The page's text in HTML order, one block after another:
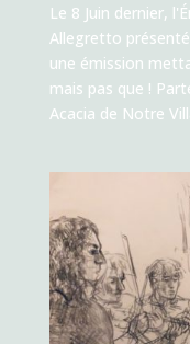
Le 8 Juin dernier,
Allegretto
une émission
mais pas que !
Acacia de Notre